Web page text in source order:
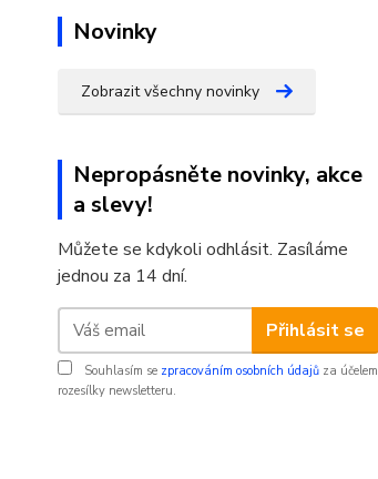
Novinky
Zobrazit všechny novinky
Nepropásněte novinky, akce
a slevy!
Můžete se kdykoli odhlásit. Zasíláme
jednou za 14 dní.
Přihlásit se
Souhlasím se zpracováním osobních údajů za účelem
rozesílky newsletteru.